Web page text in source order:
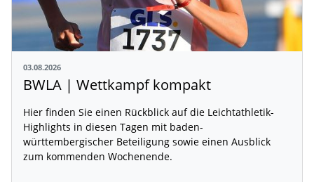
03.08.2026
BWLA | Wettkampf kompakt
Hier finden Sie einen Rückblick auf die Leichtathletik-
Highlights in diesen Tagen mit baden-
württembergischer Beteiligung sowie einen Ausblick
zum kommenden Wochenende.